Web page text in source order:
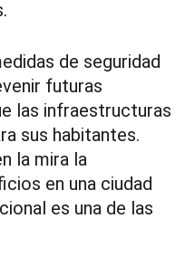
de seguridad
futuras
las infraestructuras
sus habitantes.
la mira la
en una ciudad
es una de las